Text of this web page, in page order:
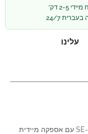
2-5 דק'
24/7
עלינו
A.I.L.A — משחק Adventure זמין ב-SE-Keys עם אספקה מיידית